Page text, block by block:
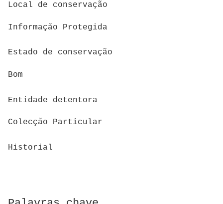
Local de conservação
Informação Protegida
Estado de conservação
Bom
Entidade detentora
Colecção Particular
Historial